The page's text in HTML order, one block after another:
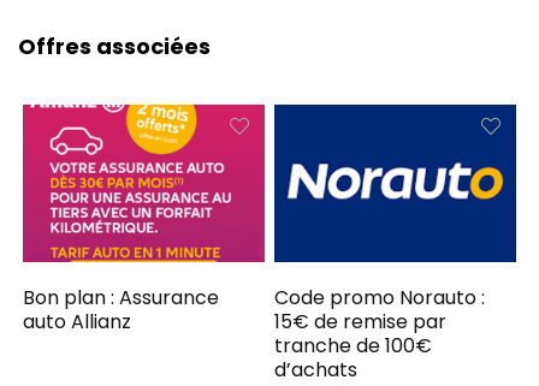
Offres associées
Bon plan : Assurance
auto Allianz
Code promo Norauto :
15€ de remise par
tranche de 100€
d’achats